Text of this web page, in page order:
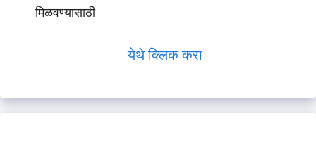
मिळवण्यासाठी
येथे क्लिक करा